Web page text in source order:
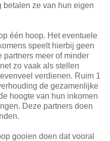
ze van hun eigen
één hoop. Het eventuele
speelt hierbij geen
partners meer of minder
zo vaak als stellen
verdienen. Ruim 1
de gezamenlijke
hoogte van hun inkomen
Deze partners doen
gooien doen dat vooral